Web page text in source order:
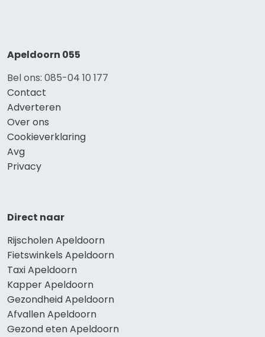
Apeldoorn 055
Bel ons: 085-04 10 177
Contact
Adverteren
Over ons
Cookieverklaring
Avg
Privacy
Direct naar
Rijscholen Apeldoorn
Fietswinkels Apeldoorn
Taxi Apeldoorn
Kapper Apeldoorn
Gezondheid Apeldoorn
Afvallen Apeldoorn
Gezond eten Apeldoorn